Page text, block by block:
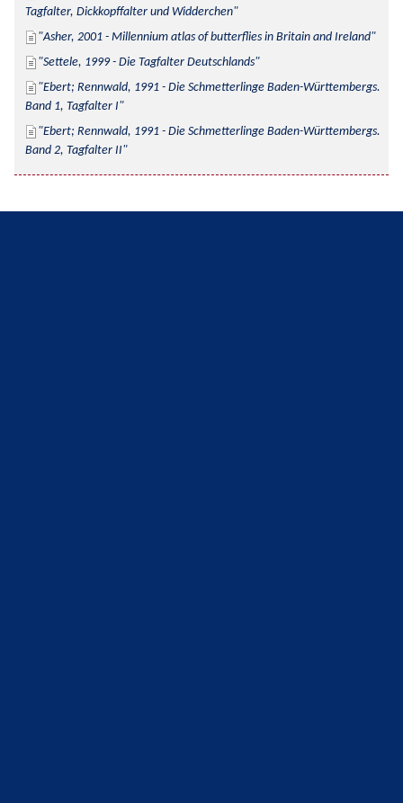
Tagfalter, Dickkopffalter und Widderchen
Asher, 2001 - Millennium atlas of butterflies in Britain and Ireland
Settele, 1999 - Die Tagfalter Deutschlands
Ebert; Rennwald, 1991 - Die Schmetterlinge Baden-Württembergs.
Band 1, Tagfalter I
Ebert; Rennwald, 1991 - Die Schmetterlinge Baden-Württembergs.
Band 2, Tagfalter II